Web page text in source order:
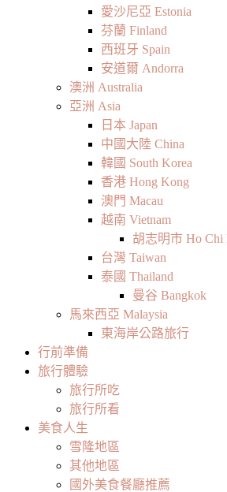
愛沙尼亞 Estonia
芬蘭 Finland
西班牙 Spain
安道爾 Andorra
澳洲 Australia
亞洲 Asia
日本 Japan
中國大陸 China
韓國 South Korea
香港 Hong Kong
澳門 Macau
越南 Vietnam
胡志明市 Ho Chi
台灣 Taiwan
泰國 Thailand
曼谷 Bangkok
馬來西亞 Malaysia
東海岸公路旅行
行前準備
旅行體驗
旅行所吃
旅行所看
美食人生
雪隆地區
其他地區
國外美食餐廳推薦